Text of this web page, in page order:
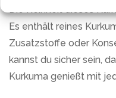
Es enthält reines
Zusatzstoffe oder
kannst du sicher sein,
Kurkuma genießt mit